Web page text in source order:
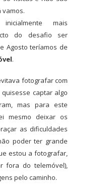
vamos.
mais
do desafio ser
Agosto teríamos de
.
fotografar com
captar algo
mas para este
mesmo deixar os
as dificuldades
poder ter grande
estou a fotografar,
fora do telemóvel),
pelo caminho.